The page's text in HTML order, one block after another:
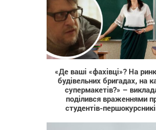
«Де ваші «фахівці»? На
будівельних бригадах, на
супермакетів?» –
поділився враженнями
студентів-